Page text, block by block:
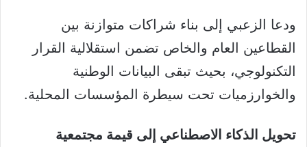
ودعا الزعبي إلى بناء شراكات متوازنة بين
القطاعين العام والخاص تضمن استقلالية القرار
التكنولوجي، بحيث تبقى البيانات الوطنية
والخوارزميات تحت سيطرة المؤسسات المحلية.
تحويل الذكاء الاصطناعي إلى قيمة مجتمعية